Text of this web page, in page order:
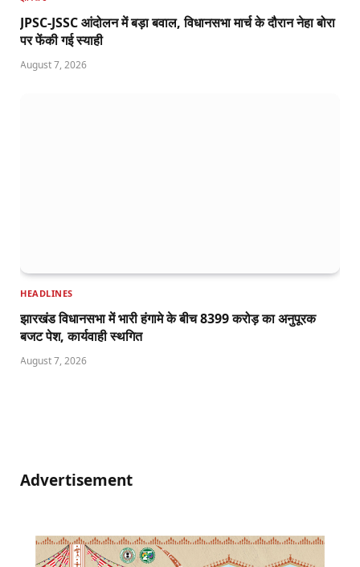
JPSC-JSSC आंदोलन में बड़ा बवाल, विधानसभा मार्च के दौरान नेहा बोरा
पर फेंकी गई स्याही
August 7, 2026
HEADLINES
झारखंड विधानसभा में भारी हंगामे के बीच 8399 करोड़ का अनुपूरक
बजट पेश, कार्यवाही स्थगित
August 7, 2026
Advertisement